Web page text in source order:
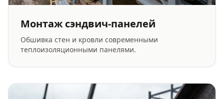
Монтаж сэндвич-панелей
Обшивка стен и кровли современными
теплоизоляционными панелями.